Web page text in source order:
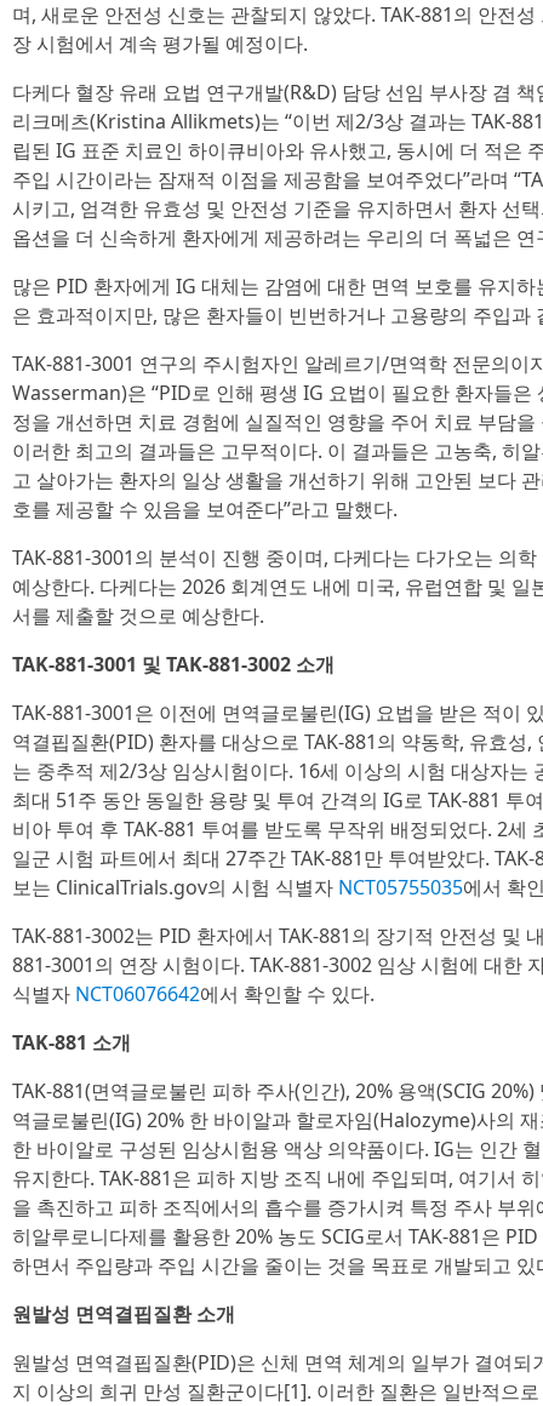
며, 새로운 안전성 신호는 관찰되지 않았다. TAK-881의 안전
장 시험에서 계속 평가될 예정이다.
다케다 혈장 유래 요법 연구개발(R&D) 담당 선임 부사장 겸
리크메츠(Kristina Allikmets)는 “이번 제2/3상 결과는 TAK-
립된 IG 표준 치료인 하이큐비아와 유사했고, 동시에 더 적은
주입 시간이라는 잠재적 이점을 제공함을 보여주었다”라며
시키고, 엄격한 유효성 및 안전성 기준을 유지하면서 환자 선
옵션을 더 신속하게 환자에게 제공하려는 우리의 더 폭넓은
많은 PID 환자에게 IG 대체는 감염에 대한 면역 보호를 유지
은 효과적이지만, 많은 환자들이 빈번하거나 고용량의 주입과
TAK-881-3001 연구의 주시험자인 알레르기/면역학 전문의이
Wasserman)은 “PID로 인해 평생 IG 요법이 필요한 환자들은
정을 개선하면 치료 경험에 실질적인 영향을 주어 치료 부담을
이러한 최고의 결과들은 고무적이다. 이 결과들은 고농축, 히
고 살아가는 환자의 일상 생활을 개선하기 위해 고안된 보다
호를 제공할 수 있음을 보여준다”라고 말했다.
TAK-881-3001의 분석이 진행 중이며, 다케다는 다가오는 의
예상한다. 다케다는 2026 회계연도 내에 미국, 유럽연합 및 일
서를 제출할 것으로 예상한다.
TAK-881-3001 및 TAK-881-3002 소개
TAK-881-3001은 이전에 면역글로불린(IG) 요법을 받은 적이
역결핍질환(PID) 환자를 대상으로 TAK-881의 약동학, 유효성
는 중추적 제2/3상 임상시험이다. 16세 이상의 시험 대상자는
최대 51주 동안 동일한 용량 및 투여 간격의 IG로 TAK-881 투
비아 투여 후 TAK-881 투여를 받도록 무작위 배정되었다. 2세
일군 시험 파트에서 최대 27주간 TAK-881만 투여받았다.
보는 ClinicalTrials.gov의 시험 식별자 NCT05755035에서 확
TAK-881-3002는 PID 환자에서 TAK-881의 장기적 안전성 및
881-3001의 연장 시험이다. TAK-881-3002 임상 시험에 대한
식별자 NCT06076642에서 확인할 수 있다.
TAK-881 소개
TAK-881(면역글로불린 피하 주사(인간), 20% 용액(SCIG
역글로불린(IG) 20% 한 바이알과 할로자임(Halozyme)사의
한 바이알로 구성된 임상시험용 액상 의약품이다. IG는 인간
유지한다. TAK-881은 피하 지방 조직 내에 주입되며, 여기서
을 촉진하고 피하 조직에서의 흡수를 증가시켜 특정 주사 부
히알루로니다제를 활용한 20% 농도 SCIG로서 TAK-881은
하면서 주입량과 주입 시간을 줄이는 것을 목표로 개발되고 있
원발성 면역결핍질환 소개
원발성 면역결핍질환(PID)은 신체 면역 체계의 일부가 결여
지 이상의 희귀 만성 질환군이다[1]. 이러한 질환은 일반적으